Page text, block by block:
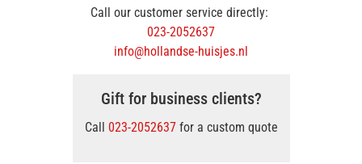
Call our customer service directly:
023-2052637
info@hollandse-huisjes.nl
Gift for business clients?
Call 023-2052637for a custom quote